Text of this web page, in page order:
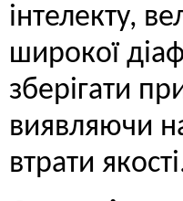
інтелекту,
широкої
зберігати
виявляючи
втрати